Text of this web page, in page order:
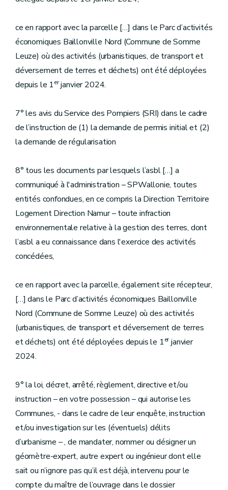
ce en rapport avec la parcelle […] dans le Parc d’activités
économiques Baillonville Nord (Commune de Somme
Leuze) où des activités (urbanistiques, de transport et
déversement de terres et déchets) ont été déployées
depuis le 1erjanvier 2024.
7° les avis du Service des Pompiers (SRI) dans le cadre
de l’instruction de (1) la demande de permis initial et (2)
la demande de régularisation
8° tous les documents par lesquels l’asbl […] a
communiqué à l'administration – SPWallonie, toutes
entités confondues, en ce compris la Direction Territoire
Logement Direction Namur – toute infraction
environnementale relative à la gestion des terres, dont
l’asbl a eu connaissance dans l'exercice des activités
concédées,
ce en rapport avec la parcelle, également site récepteur,
[…] dans le Parc d’activités économiques Baillonville
Nord (Commune de Somme Leuze) où des activités
(urbanistiques, de transport et déversement de terres
et déchets) ont été déployées depuis le 1erjanvier
2024.
9° la loi, décret, arrêté, règlement, directive et/ou
instruction – en votre possession – qui autorise les
Communes, - dans le cadre de leur enquête, instruction
et/ou investigation sur les (éventuels) délits
d’urbanisme – , de mandater, nommer ou désigner un
géomètre-expert, autre expert ou ingénieur dont elle
sait ou n’ignore pas qu’il est déjà, intervenu pour le
compte du maître de l’ouvrage dans le dossier